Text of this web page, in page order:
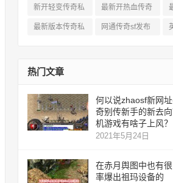
新开轻变传奇私
服
最新开热血传奇
私服
最新版本传奇私
网通传奇sf发布
热门文章
何以说zhaosf新网
奇别传新手的新去
机游戏有啥子上风？
2021年5月24日
在赤月舆图中也有
率爆出祖玛设备的